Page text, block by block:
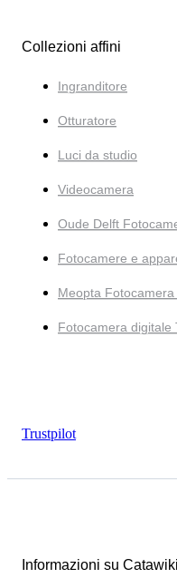
Collezioni affini
Ingranditore
Otturatore
Luci da studio
Videocamera
Oude Delft
Fotocamere e
Meopta
Fotocamera digitale
Trustpilot
Informazioni su Catawiki